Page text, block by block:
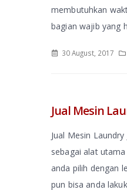
membutuhkan
bagian wajib yang
30 August, 2017
Jual Mesin
Jual Mesin
sebagai alat
anda pilih dengan
pun bisa anda